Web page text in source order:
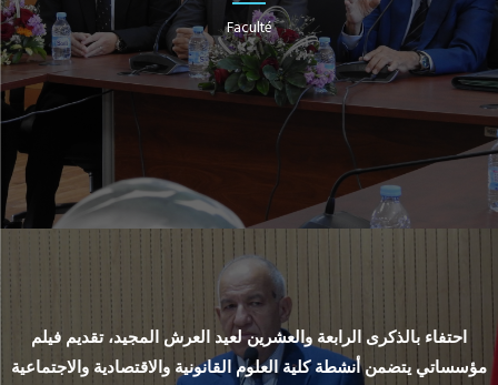
Faculté
احتفاء بالذكرى الرابعة والعشرين لعيد العرش المجيد، تقديم فيلم
مؤسساتي يتضمن أنشطة كلية العلوم القانونية والاقتصادية والاجتماعية